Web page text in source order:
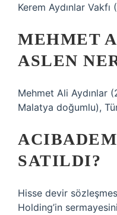
Kerem Aydınlar Vakfı
MEHMET
ASLEN
Mehmet Ali Aydınlar
Malatya doğumlu),
SATILDI?
Hisse devir
Holding’in